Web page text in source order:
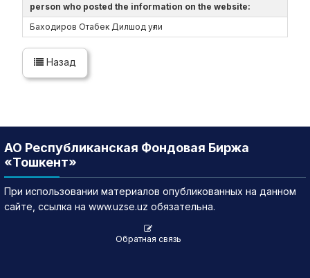
person who posted the information on the website:
Баходиров Отабек Дилшод уғли
Назад
АО Республиканская Фондовая Биржа
«Тошкент»
При использовании материалов опубликованных на данном
сайте, ссылка на www.uzse.uz обязательна.
Обратная связь